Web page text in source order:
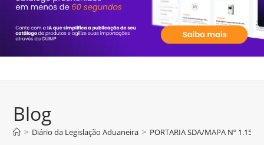
Blog
> Diário da Legislação Aduaneira > PORTARIA SDA/MAPA Nº 1.153,